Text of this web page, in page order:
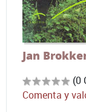
Jan
(0
Comenta y